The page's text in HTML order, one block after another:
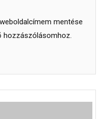
mentése
hozzászólásomhoz.